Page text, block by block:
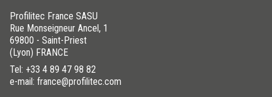
Profilitec France SASU
Rue Monseigneur Ancel, 1
69800 - Saint-Priest
(Lyon) FRANCE
Tel: +33 4 89 47 98 82
e-mail: france@profilitec.com